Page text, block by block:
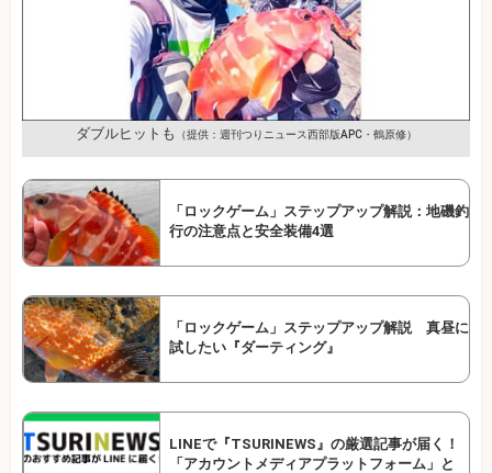
ダブルヒットも （提供：週刊つりニュース西部版APC・鶴原修）
「ロックゲーム」ステップアップ解説：地磯釣
行の注意点と安全装備4選
「ロックゲーム」ステップアップ解説 真昼に
試したい『ダーティング』
LINEで『TSURINEWS』の厳選記事が届く！
「アカウントメディアプラットフォーム」と